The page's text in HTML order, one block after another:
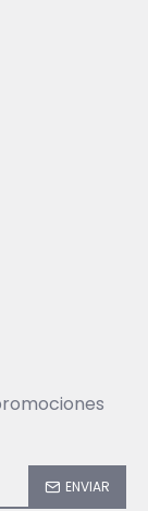
ENVIAR